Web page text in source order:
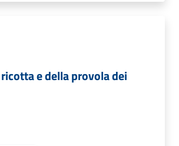
e della provola dei